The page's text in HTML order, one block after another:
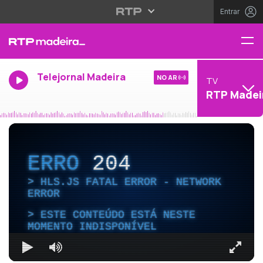
Entrar
Telejornal Madeira NO AR TV
RTP
ERRO204
HLS.JS FATAL ERROR - NETWORK
ERROR
ESTE CONTEÚDO ESTÁ NESTE
MOMENTO INDISPONÍVEL